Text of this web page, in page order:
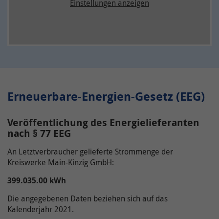
Einstellungen anzeigen
Erneuerbare-Energien-Gesetz (EEG)
Veröffentlichung des Energielieferanten
nach § 77 EEG
An Letztverbraucher gelieferte Strommenge der
Kreiswerke Main-Kinzig GmbH:
399.035.00 kWh
Die angegebenen Daten beziehen sich auf das
Kalenderjahr 2021.